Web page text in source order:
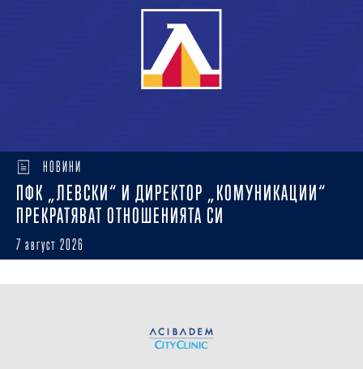
НОВИНИ
ПФК „ЛЕВСКИ“ И ДИРЕКТОР „КОМУНИКАЦИИ“
ПРЕКРАТЯВАТ ОТНОШЕНИЯТА СИ
7 август 2026